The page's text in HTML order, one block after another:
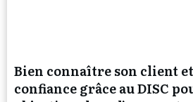
Bien connaître son client
confiance grâce au DISC